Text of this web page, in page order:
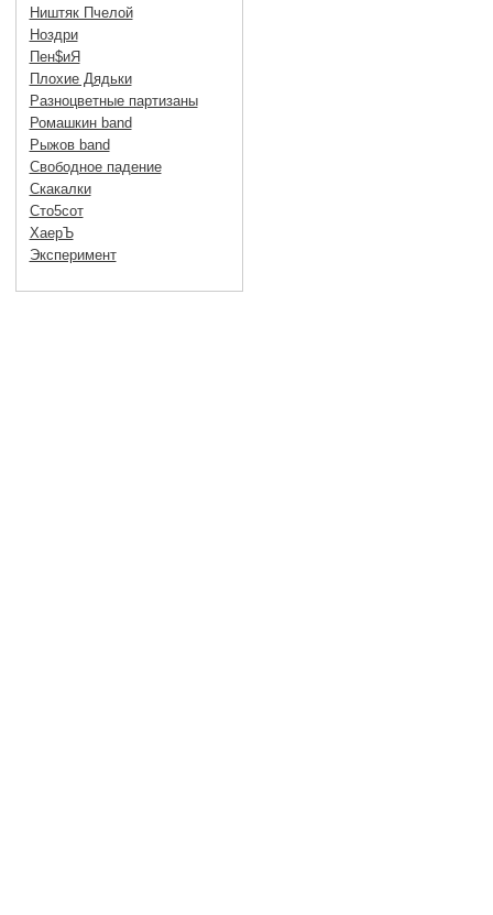
Ништяк Пчелой
Ноздри
Пен$иЯ
Плохие Дядьки
Разноцветные партизаны
Ромашкин band
Рыжов band
Свободное падение
Скакалки
Сто5сот
ХаерЪ
Эксперимент